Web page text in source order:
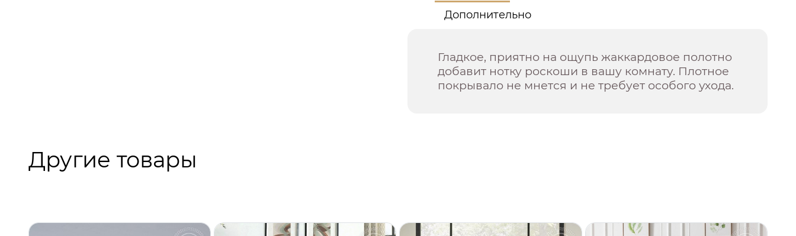
Дополнительно
Гладкое, приятно на ощупь жаккардовое полотно
добавит нотку роскоши в вашу комнату. Плотное
покрывало не мнется и не требует особого ухода.
Другие товары